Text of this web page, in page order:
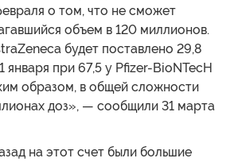
о том, что не сможет
объем в 120 миллионов.
будет поставлено 29,8
января при 67,5 у Pfizer-BioNTecH
образом, в общей сложности
доз», — сообщили 31 марта
на этот счет были большие